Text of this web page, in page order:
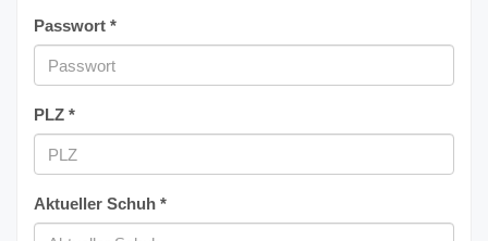
Passwort *
PLZ *
Aktueller Schuh *